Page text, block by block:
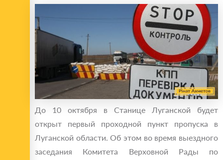
До 10 октября в Станице Луганской будет
открыт первый проходной пункт пропуска в
Луганской области. Об этом во время выездного
заседания Комитета Верховной Рады по